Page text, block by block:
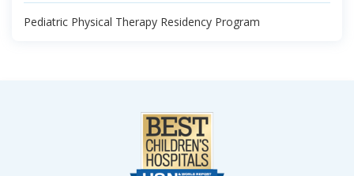
Pediatric Physical Therapy Residency Program